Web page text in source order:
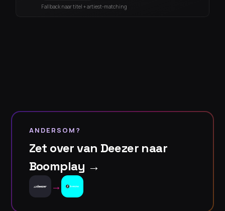
Fallback naar titel + artiest-matching
ANDERSOM?
Zet over van Deezer naar
Boomplay →
→